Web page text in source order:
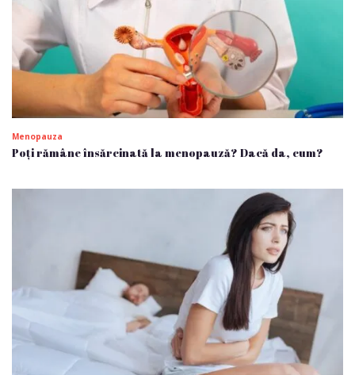
Menopauza
Poți rămâne însărcinată la menopauză? Dacă da, cum?